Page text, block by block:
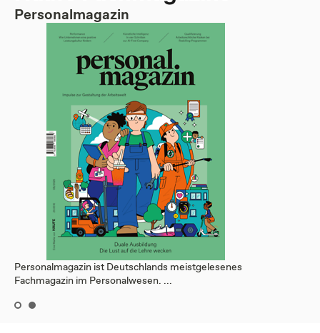
Personalmagazin
Personalmagazin ist Deutschlands meistgelesenes
Fachmagazin im Personalwesen. ...